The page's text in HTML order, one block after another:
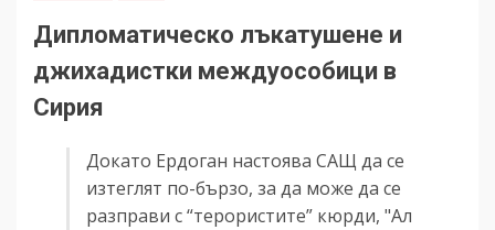
Дипломатическо лъкатушене и
джихадистки междуособици в
Сирия
Докато Ердоган настоява САЩ да се
изтеглят по-бързо, за да може да се
разправи с “терористите” кюрди, "Ал